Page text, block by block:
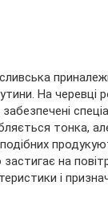
На черевці
тонка,
на
і